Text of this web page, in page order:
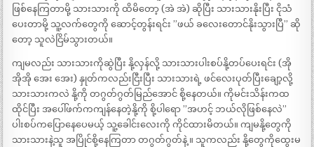
ဖြစ်နေကြတာမို့ သားသားကို ထိမိတော့ (အဲ အဲ) ဆိုပြီး သားသားနိုးပြီး ငိုသံ
ပေးတာမို့ သူ့လက်တွေကို ဆောင့်တွန်းရင်း ”ဖယ် ခလေးတောင်နိုးသွားပြီ” ဆို
တော့ သူလဲငြိမ်သွားတယ်။
ကျမလည်း သားသားကိုဆွဲပြီး နို့လှန်လို့ သားသားပါးစပ်နို့တပ်ပေးရင်း (အို
အိုအို အေး အေး) နှုတ်ကလည်းငြီးပြီး သားသားရဲ့ ဖင်လေးပုတ်ပြီးချော့လို့
သားသားကလဲ နို့ကို တဂွတ်ဂွတ်မြည်အောင် စို့နေတယ်။ ကိုမင်းသိန်းကထ
ထိုင်ပြီး အပေါ်ဖက်ကကျန်နေတဲ့နို့ကို စို့ပါရော ”အဟင့် ဘယ်လိုဖြစ်နေလဲ”
ပါးစပ်ကပြောနေပေမယ့် သူ့ခေါင်းလေးကို ကိုင်ထားမိတယ်။ ကျမနို့တွေကို
သားသားနဲ့သူ အပြိုင်စို့နေကြတာ တဂွတ်ဂွတ်နဲ့ ။ သူကလည်း နို့တွေကိုထွေးမ